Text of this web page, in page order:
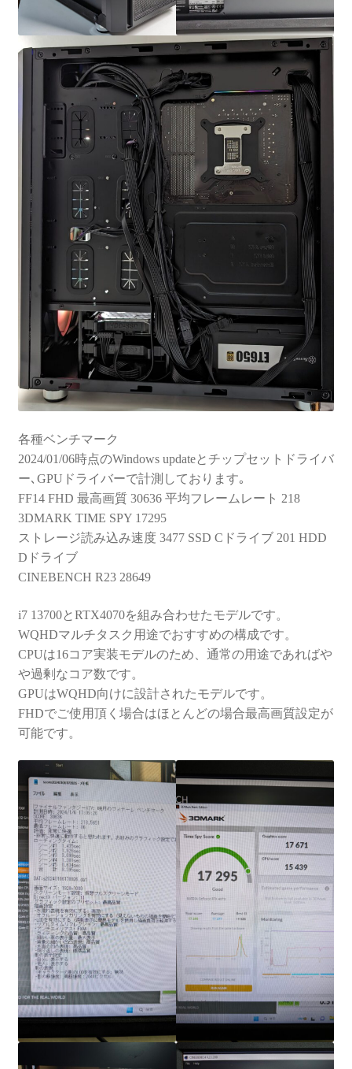
各種ベンチマーク
2024/01/06時点のWindows updateとチップセットドライバ
ー､GPUドライバーで計測しております｡
FF14 FHD 最高画質 30636 平均フレームレート 218
3DMARK TIME SPY 17295
ストレージ読み込み速度 3477 SSD Cドライブ 201 HDD
Dドライブ
CINEBENCH R23 28649
i7 13700とRTX4070を組み合わせたモデルです。
WQHDマルチタスク用途でおすすめの構成です。
CPUは16コア実装モデルのため、通常の用途であればや
や過剰なコア数です。
GPUはWQHD向けに設計されたモデルです。
FHDでご使用頂く場合はほとんどの場合最高画質設定が
可能です。